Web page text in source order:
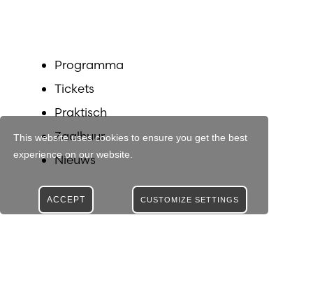
This website uses cookies to ensure you get the best
experience on our website.
CUSTOMIZE SETTINGS
ACCEPT
Programma
Tickets
Praktisch
Zaalhuur
Nieuws